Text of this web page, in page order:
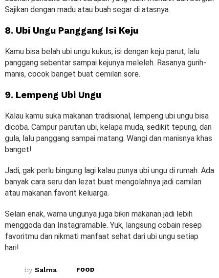
Sajikan dengan madu atau buah segar di atasnya.
8. Ubi Ungu Panggang Isi Keju
Kamu bisa belah ubi ungu kukus, isi dengan keju parut, lalu
panggang sebentar sampai kejunya meleleh. Rasanya gurih-
manis, cocok banget buat cemilan sore.
9. Lempeng Ubi Ungu
Kalau kamu suka makanan tradisional, lempeng ubi ungu bisa
dicoba. Campur parutan ubi, kelapa muda, sedikit tepung, dan
gula, lalu panggang sampai matang. Wangi dan manisnya khas
banget!
Jadi, gak perlu bingung lagi kalau punya ubi ungu di rumah. Ada
banyak cara seru dan lezat buat mengolahnya jadi camilan
atau makanan favorit keluarga.
Selain enak, warna ungunya juga bikin makanan jadi lebih
menggoda dan Instagramable. Yuk, langsung cobain resep
favoritmu dan nikmati manfaat sehat dari ubi ungu setiap
hari!
by Salma FOOD